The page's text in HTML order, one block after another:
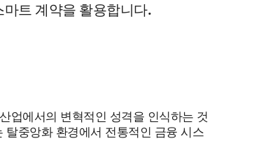
트 계약을 활용합니다.
업에서의 변혁적인 성격을 인식하는 것
중앙화 환경에서 전통적인 금융 시스